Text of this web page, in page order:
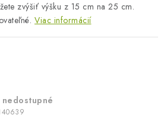
zvýšiť výšku z 15 cm na 25 cm.
Viac informácií